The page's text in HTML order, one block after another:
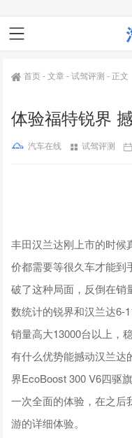
首页-文章-试驾评测 - 正文
体验福特锐界
汽车在线 试驾评测
丰田汉兰达刚上市的时候
价都需要等很久车才能到
破了这种局面，反倒在销
数统计的锐界和汉兰达6-
销量高大13000台以上，
有什么优势能撼动汉兰达
界EcoBoost 300 V6四驱
一次全面的体验，在之后
游的详细体验。